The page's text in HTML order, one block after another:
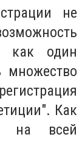
не
как один
множество
Как
на всей